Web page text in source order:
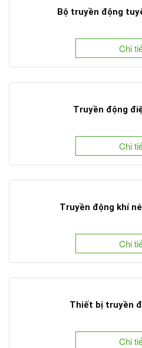
Bộ truyền động
Chi
Truyền động
Chi
Truyền động khí
Chi
Thiết bị truyền
Chi